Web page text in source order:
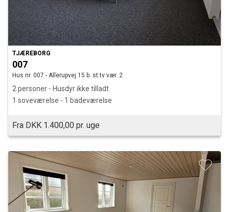
TJÆREBORG
007
Hus nr. 007 - Allerupvej 15 b. st.tv vær. 2
2 personer - Husdyr ikke tilladt
1 soveværelse - 1 badeværelse
Fra DKK 1.400,00 pr. uge